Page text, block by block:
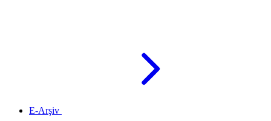
E-Arşiv